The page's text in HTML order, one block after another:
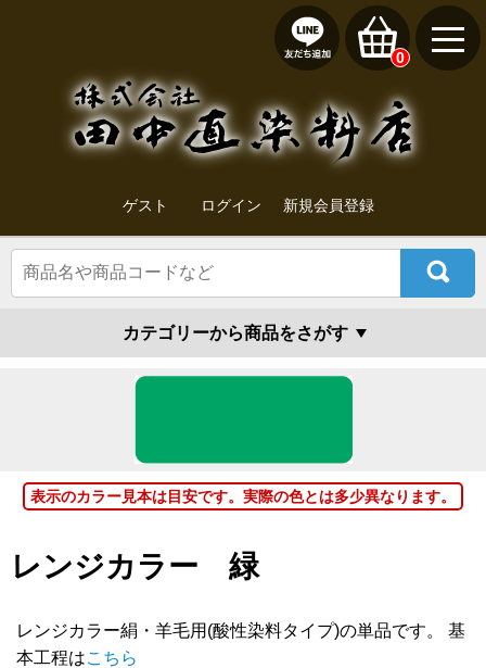
ゲスト ログイン 新規会員登録
0
カテゴリーから商品をさがす
表示のカラー見本は目安です。実際の色とは多少異なります。
レンジカラー 緑
レンジカラー絹・羊毛用(酸性染料タイプ)の単品です。 基
本工程はこちら